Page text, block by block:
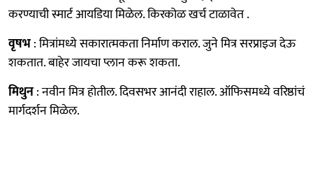
करण्याची स्मार्ट आयडिया मिळेल. किरकोळ खर्च टाळावेत .
वृषभ: मित्रांमध्ये सकारात्मकता निर्माण कराल. जुने मित्र सरप्राइज देऊ
शकतात. बाहेर जायचा प्लान करू शकता.
मिथुन: नवीन मित्र होतील. दिवसभर आनंदी राहाल. ऑफिसमध्ये वरिष्ठांचं
मार्गदर्शन मिळेल.